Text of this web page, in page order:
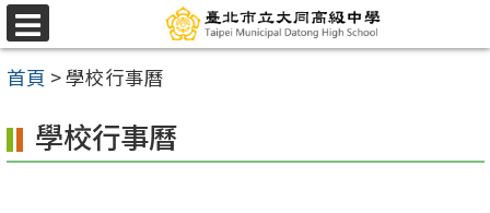
跳
至
主
內
選
單
首頁 >學校行事曆
學校行事曆